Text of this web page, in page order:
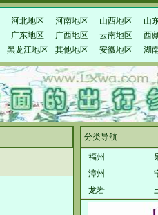
河北地区 河南地区 山西地区 山
广东地区 广西地区 云南地区 西
黑龙江地区 其他地区 安徽地区 湖
分类导航
福州
漳州
龙岩